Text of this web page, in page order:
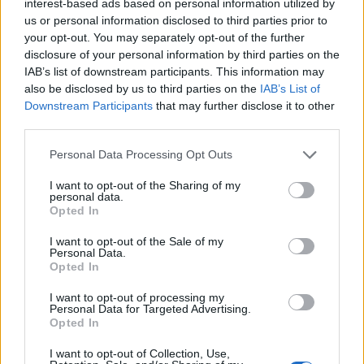
interest-based ads based on personal information utilized by
us or personal information disclosed to third parties prior to
your opt-out. You may separately opt-out of the further
disclosure of your personal information by third parties on the
IAB’s list of downstream participants. This information may
also be disclosed by us to third parties on the IAB’s List of
Downstream Participants that may further disclose it to other
Personal Data Processing Opt Outs
I want to opt-out of the Sharing of my
personal data.
Opted In
I want to opt-out of the Sale of my
Personal Data.
Opted In
I want to opt-out of processing my
Personal Data for Targeted Advertising.
Opted In
I want to opt-out of Collection, Use,
1 Giugno alle ore 15:50
·Ti stimo· Rispondi
Spanki:Aragorn guarda guarda chi c'è qui a
provolare.... 🧐
1 Giugno alle ore 15:54
😜😂
1 Giugno alle ore 15:55
· Ti stimo · Rispondi
Spanki :Aragorn veramente è stata lei ad evocarmi
1 Giugno alle ore 15:57